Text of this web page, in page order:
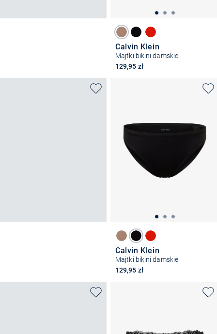
Calvin Klein
Majtki bikini damskie
129,95 zł
Calvin Klein
Majtki bikini damskie
129,95 zł